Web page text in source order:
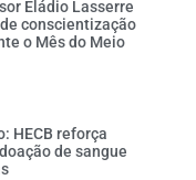
Eládio Lasserre
conscientização
o Mês do Meio
HECB reforça
de sangue